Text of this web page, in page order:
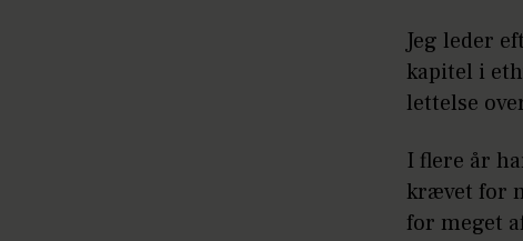
Jeg leder
kapitel i
lettelse
I flere år
krævet for
for meget